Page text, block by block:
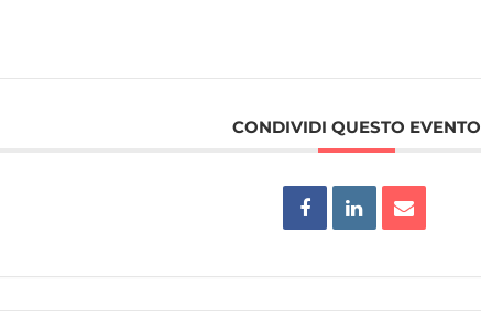
CONDIVIDI QUESTO EVENTO